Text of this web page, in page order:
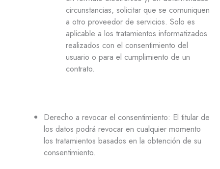
circunstancias, solicitar que se comuniquen
a otro proveedor de servicios. Solo es
aplicable a los tratamientos informatizados
realizados con el consentimiento del
usuario o para el cumplimiento de un
contrato.
Derecho a revocar el consentimiento: El titular de
los datos podrá revocar en cualquier momento
los tratamientos basados en la obtención de su
consentimiento.